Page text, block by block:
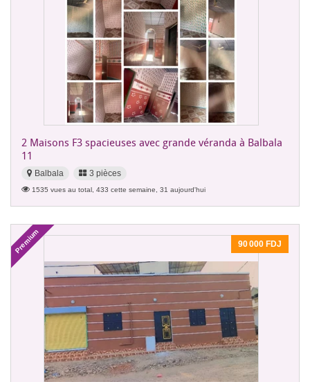
2 Maisons F3 spacieuses avec grande véranda à Balbala
11
Balbala 3 pièces
1535 vues au total, 433 cette semaine, 31 aujourd'hui
Premium 90 000 FDJ